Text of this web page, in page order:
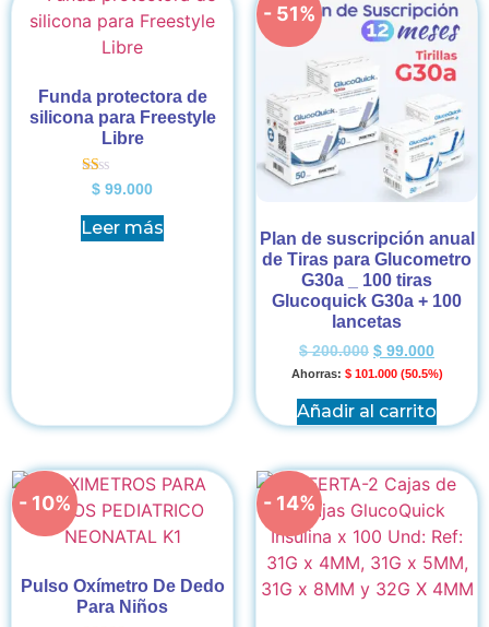
Funda protectora de
silicona para Freestyle
Libre
Valorado
en
1.00
de
5
$ 99.000
Leer más
- 51%
Plan de suscripción anual
de Tiras para Glucometro
G30a _ 100 tiras
Glucoquick G30a + 100
lancetas
$200.000 $ 99.000
Ahorras: $101.000 (50.5%)
Añadir al carrito
- 10%
Pulso Oxímetro De Dedo
Para Niños
- 14%